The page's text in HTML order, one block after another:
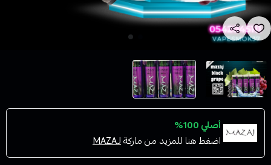
أصلي 100%
اضغط هنا للمزيد من ماركةMAZAJ